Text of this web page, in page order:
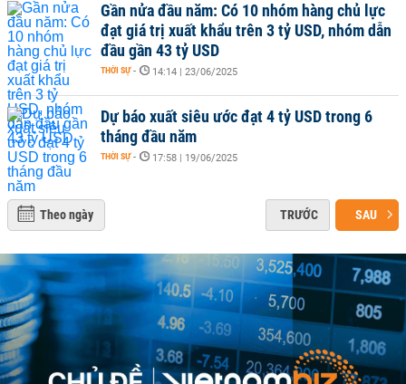
Gần nửa đầu năm: Có 10 nhóm hàng chủ lực
đạt giá trị xuất khẩu trên 3 tỷ USD, nhóm dẫn
đầu gần 43 tỷ USD
THỜI SỰ - 14:14 | 23/06/2025
Dự báo xuất siêu ước đạt 4 tỷ USD trong 6
tháng đầu năm
THỜI SỰ - 17:58 | 19/06/2025
Theo ngày TRƯỚC SAU